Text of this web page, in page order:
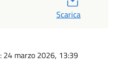
Scarica
: 24 marzo 2026, 13:39